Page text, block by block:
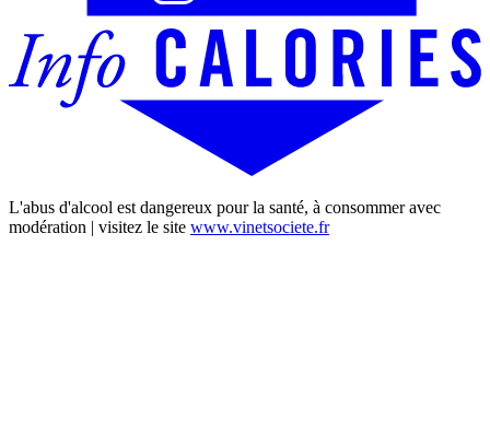
L'abus d'alcool est dangereux pour la santé, à consommer avec
modération | visitez le site www.vinetsociete.fr